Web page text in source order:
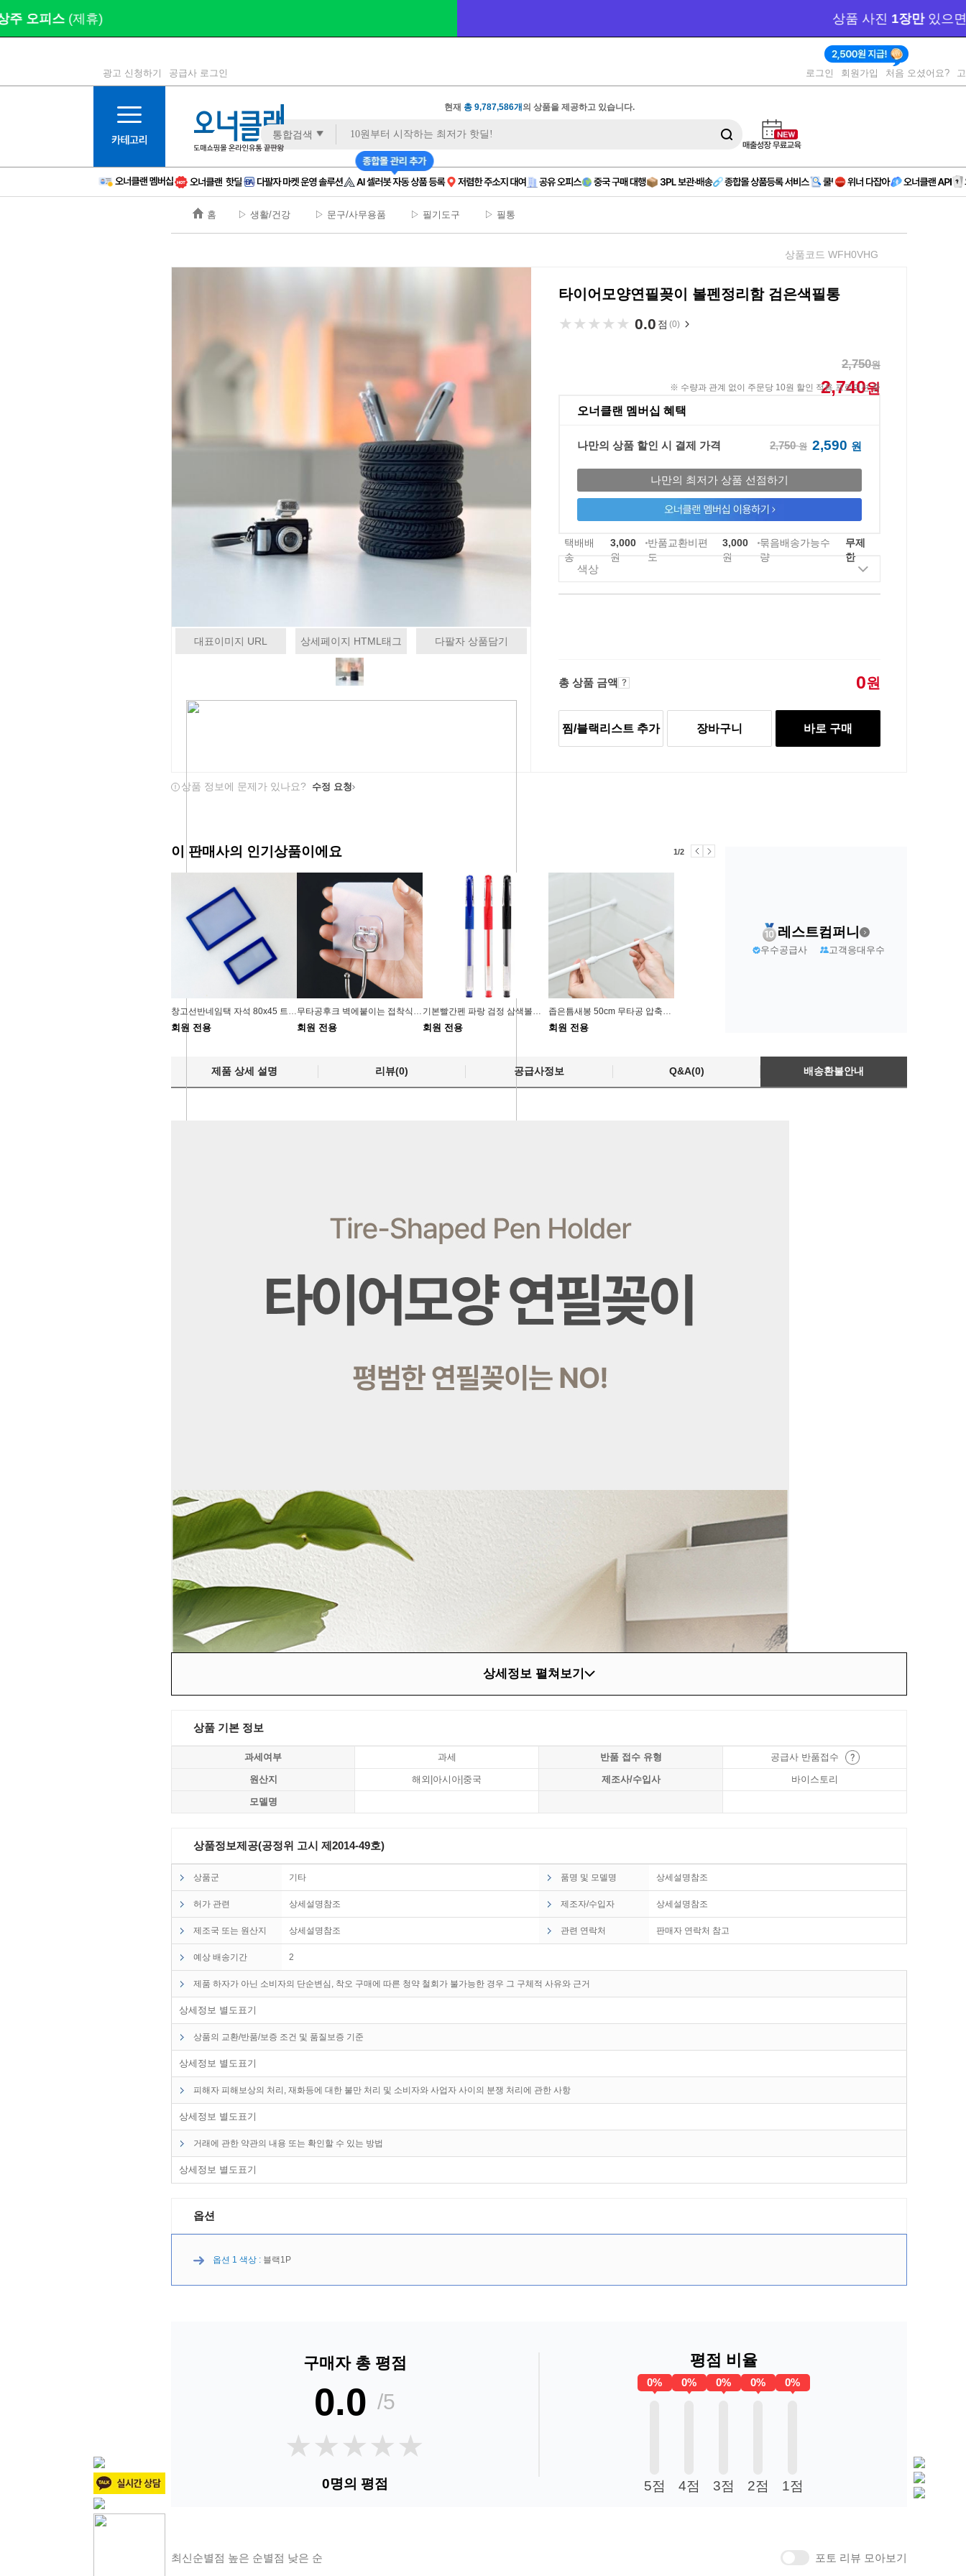
11등급
12등급
14등급
광고 신청하기 공급사 로그인 로그인 회원가입 처음 오셨어요?
현재 총 9,787,586개의 상품을 제공하고 있습니다.
통합검색
홈 ▷ 생활/건강 ▷ 문구/사무용품 ▷ 필기도구 ▷ 필통
상품코드 WFH0VHG
대표이미지 URL 상세페이지 HTML태그 다팔자 상품담기
타이어모양연필꽂이 볼펜정리함 검은색필통
★★★★★
★★★★★ 0.0 점 (0)
2,750원
2,740원
※ 수량과 관계 없이 주문당 10원 할인 적용 프로모션 중
오너클랜 멤버십 혜택
나만의 상품 할인 시 결제 가격 2,750원 2,590 원
나만의 최저가 상품 선점하기
택배배
송
3,000
원
반품교환비편
도
3,000
원
묶음배송가능수
량
무제
한
색상
총 상품 금액 0원
찜/블랙리스트 추가 장바구니 바로 구매
상품 정보에 문제가 있나요? 수정 요청
이 판매사의 인기상품이에요 1/2
창고선반네임택 자석 80x45 트레이정리 회사비품실
회원 전용
무타공후크 벽에붙이는 접착식후크 욕실용품정리
회원 전용
기본빨간펜 파랑 검정 삼색볼펜 막쓰는
회원 전용
좁은틈새봉 50cm 무타공 압축봉 길이조절
회원 전용
레스트컴퍼니
우수공급사 고객응대우수
제품 상세 설명 리뷰(0) 공급사정보 Q&A(0) 배송환불안내
상세정보 펼쳐보기
상품 기본 정보
과세여부 과세 반품 접수 유형 공급사 반품접수
원산지 해외|아시아|중국 제조사/수입사 바이스토리
모델명
상품정보제공(공정위 고시 제2014-49호)
상품군 기타 품명 및 모델명 상세설명참조
허가 관련 상세설명참조 제조자/수입자 상세설명참조
제조국 또는 원산지 상세설명참조 관련 연락처 판매자 연락처 참고
예상 배송기간 2
제품 하자가 아닌 소비자의 단순변심, 착오 구매에 따른 청약 철회가 불가능한 경우 그 구체적 사유와 근거
상세정보 별도표기
상품의 교환/반품/보증 조건 및 품질보증 기준
상세정보 별도표기
피해자 피해보상의 처리, 재화등에 대한 불만 처리 및 소비자와 사업자 사이의 분쟁 처리에 관한 사항
상세정보 별도표기
거래에 관한 약관의 내용 또는 확인할 수 있는 방법
상세정보 별도표기
옵션
옵션 1 색상 : 블랙1P
구매자 총 평점
0.0 /5
★★★★★
★★★★★
0명의 평점
평점 비율
0%
5점
0%
4점
0%
3점
0%
2점
0%
1점
최신순별점 높은 순별점 낮은 순 포토 리뷰 모아보기